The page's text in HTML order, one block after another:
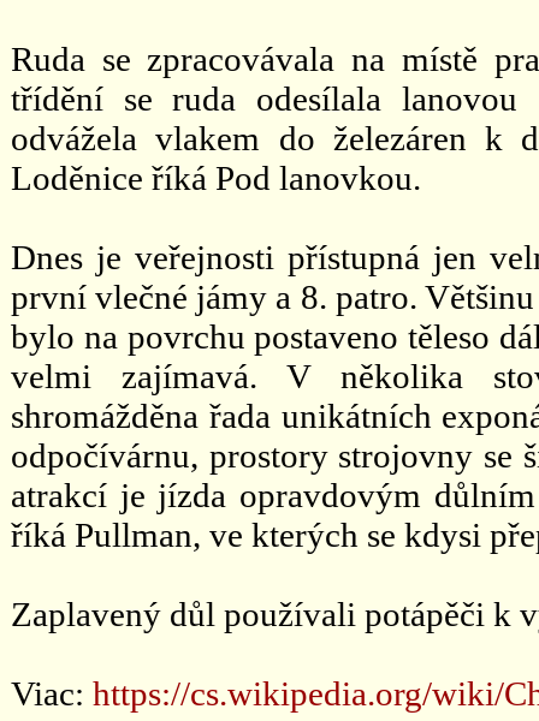
Ruda se zpracovávala na místě
třídění se ruda odesílala
odvážela vlakem do železáren k
Loděnice říká Pod lanovkou.
Dnes je veřejnosti přístupná jen
první vlečné jámy a 8. patro.
bylo na povrchu postaveno těleso
velmi zajímavá. V několika
shromážděna řada unikátních
odpočívárnu, prostory strojovny se
atrakcí je jízda opravdovým
říká Pullman, ve kterých se kdysi
Zaplavený důl používali potápěči k
Viac: https://cs.wikipedia.org/wiki/